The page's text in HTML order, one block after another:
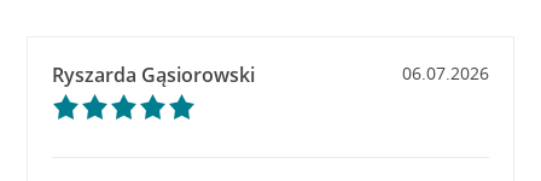
Ryszarda Gąsiorowski 06.07.2026